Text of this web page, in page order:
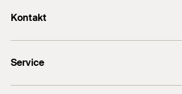
Kontakt
Presse
Newsletter
Service